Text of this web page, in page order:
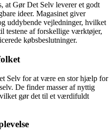
at Gør Det Selv leverer et godt
ideer. Magasinet giver
uddybende vejledninger, hvilket
testene af forskellige værktøjer,
købsbeslutninger.
Selv for at være en stor hjælp for
De finder masser af nyttig
gør det til et værdifuldt